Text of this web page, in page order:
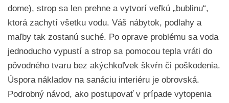
dome), strop sa len prehne a vytvorí veľkú „bublinu“,
ktorá zachytí všetku vodu. Váš nábytok, podlahy a
maľby tak zostanú suché. Po oprave problému sa voda
jednoducho vypustí a strop sa pomocou tepla vráti do
pôvodného tvaru bez akýchkoľvek škvŕn či poškodenia.
Úspora nákladov na sanáciu interiéru je obrovská.
Podrobný návod, ako postupovať v prípade vytopenia